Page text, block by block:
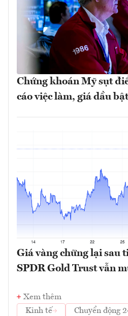
Chứng khoán Mỹ sụt
cáo việc làm, giá dầu
Giá vàng chững lại sau
SPDR Gold Trust vẫn
Xem thêm
Kinh tế
Chuyển động